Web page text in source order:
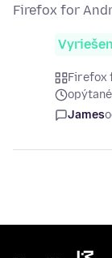
Firefox for
Firefox
James